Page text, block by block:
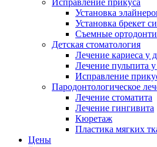
Исправление прикуса
Установка
Установка брекет
Съемные
Детская стоматология
Лечение кариеса у
Лечение пульпита у
Исправление
Пародонтологическое
Лечение стоматита
Лечение гингивита
Кюретаж
Пластика мягких
Цены